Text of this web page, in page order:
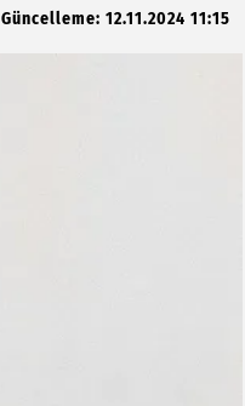
Güncelleme: 12.11.2024 11:15